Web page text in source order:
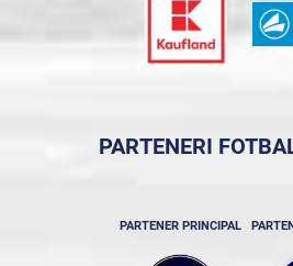
PARTENERI
PARTENER PRINCIPAL